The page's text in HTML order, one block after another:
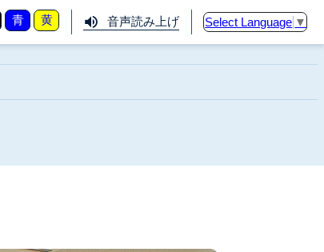
青 黄 音声読み上げ Select Language ▼